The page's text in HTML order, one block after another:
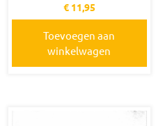
€11,95
Toevoegen aan
winkelwagen